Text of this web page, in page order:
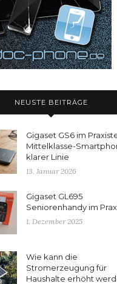
NEUSTE BEITRÄGE
Gigaset GS6 im
Mittelklasse-
klarer Linie
13. Januar 2026
Gigaset GL695
Seniorenhandy im
1. Dezember 2025
Wie kann die
Stromerzeugung für
Haushalte erhöht